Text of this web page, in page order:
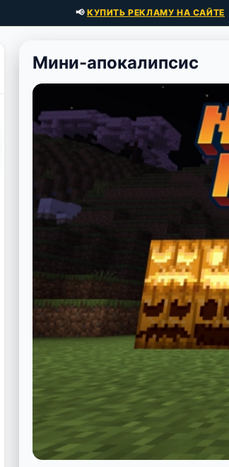
📢КУПИТЬ РЕКЛАМУ НА САЙТЕ
Мини-апокалипсис